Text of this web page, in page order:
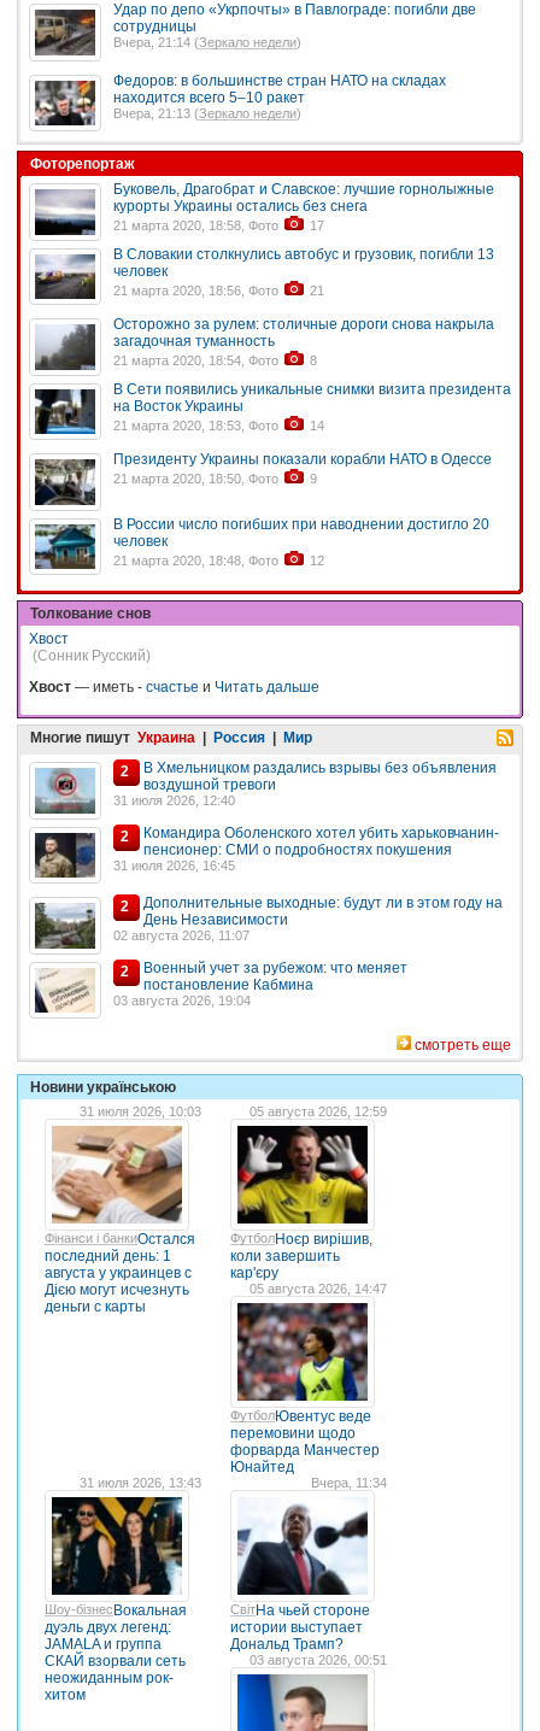
Удар по депо «Укрпочты» в Павлограде: погибли две
сотрудницы
Вчера, 21:14 (Зеркало недели)
Федоров: в большинстве стран НАТО на складах
находится всего 5–10 ракет
Вчера, 21:13 (Зеркало недели)
Фоторепортаж
Буковель, Драгобрат и Славское: лучшие горнолыжные
курорты Украины остались без снега
21 марта 2020, 18:58, Фото 17
В Словакии столкнулись автобус и грузовик, погибли 13
человек
21 марта 2020, 18:56, Фото 21
Осторожно за рулем: столичные дороги снова накрыла
загадочная туманность
21 марта 2020, 18:54, Фото 8
В Сети появились уникальные снимки визита президента
на Восток Украины
21 марта 2020, 18:53, Фото 14
Президенту Украины показали корабли НАТО в Одессе
21 марта 2020, 18:50, Фото 9
В России число погибших при наводнении достигло 20
человек
21 марта 2020, 18:48, Фото 12
Толкование снов
Хвост
(Сонник Русский)
Хвост — иметь - счастье и Читать дальше
Многие пишут Украина Россия
Мир
2
В Хмельницком раздались взрывы без объявления
воздушной тревоги
31 июля 2026, 12:40
2
Командира Оболенского хотел убить харьковчанин-
пенсионер: СМИ о подробностях покушения
31 июля 2026, 16:45
2
Дополнительные выходные: будут ли в этом году на
День Независимости
02 августа 2026, 11:07
2
Военный учет за рубежом: что меняет
постановление Кабмина
03 августа 2026, 19:04
смотреть еще
Новини українською
31 июля 2026, 10:03
Фінанси і банкиОстался
последний день: 1
августа у украинцев с
Дією могут исчезнуть
деньги с карты
05 августа 2026, 12:59
ФутболНоєр вирішив,
коли завершить
кар'єру
05 августа 2026, 14:47
ФутболЮвентус веде
перемовини щодо
форварда Манчестер
Юнайтед
31 июля 2026, 13:43
Шоу-бізнес Вокальная
дуэль двух легенд:
JAMALA и группа
СКАЙ взорвали сеть
неожиданным рок-
хитом
Вчера, 11:34
СвітНа чьей стороне
истории выступает
Дональд Трамп?
03 августа 2026, 00:51